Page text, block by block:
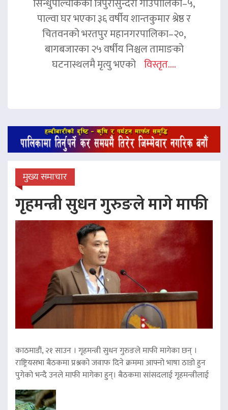
पाल्वा घर भएका ३६ वर्षीय शान्तकुमार श्रेष्ठ र
चितवनको भरतपुर महानगरपालिका–२०,
बागबजारका २५ वर्षीय निश्चल तामाङको
घटनास्थलमै मृत्यु भएको विस्तृत....
मुख्य समाचार
गृहमन्त्री सुधन गुरुङले मागे माफी
काठमाडौं, २१ साउन । गृहमन्त्री सुधन गुरुङले माफी मागेका छन् ।
राष्ट्रियसभा बैठकमा प्रश्नको जवाफ दिने क्रममा आफ्नो भाषा ठाडो हुन
पुगेको भन्दै उनले माफी मागेका हुन्। बैठकमा सांसदलाई गृहमन्त्रीलाई